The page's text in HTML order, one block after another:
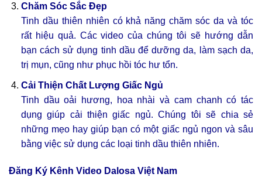
Chăm Sóc Sắc Đẹp
Tinh dầu thiên nhiên có khả năng chăm sóc da và tóc
rất hiệu quả. Các video của chúng tôi sẽ hướng dẫn
bạn cách sử dụng tinh dầu để dưỡng da, làm sạch da,
trị mụn, cũng như phục hồi tóc hư tổn.
Cải Thiện Chất Lượng Giấc Ngủ
Tinh dầu oải hương, hoa nhài và cam chanh có tác
dụng giúp cải thiện giấc ngủ. Chúng tôi sẽ chia sẻ
những mẹo hay giúp bạn có một giấc ngủ ngon và sâu
bằng việc sử dụng các loại tinh dầu thiên nhiên.
Đăng Ký Kênh Video Dalosa Việt Nam